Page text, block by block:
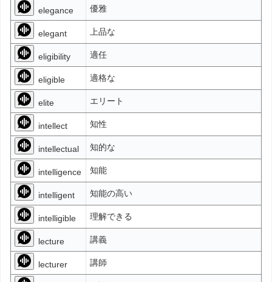
elegance 優雅
elegant 上品な
eligibility 適任
eligible 適格な
elite エリート
intellect 知性
intellectual 知的な
intelligence 知能
intelligent 知能の高い
intelligible 理解できる
lecture 講義
lecturer 講師